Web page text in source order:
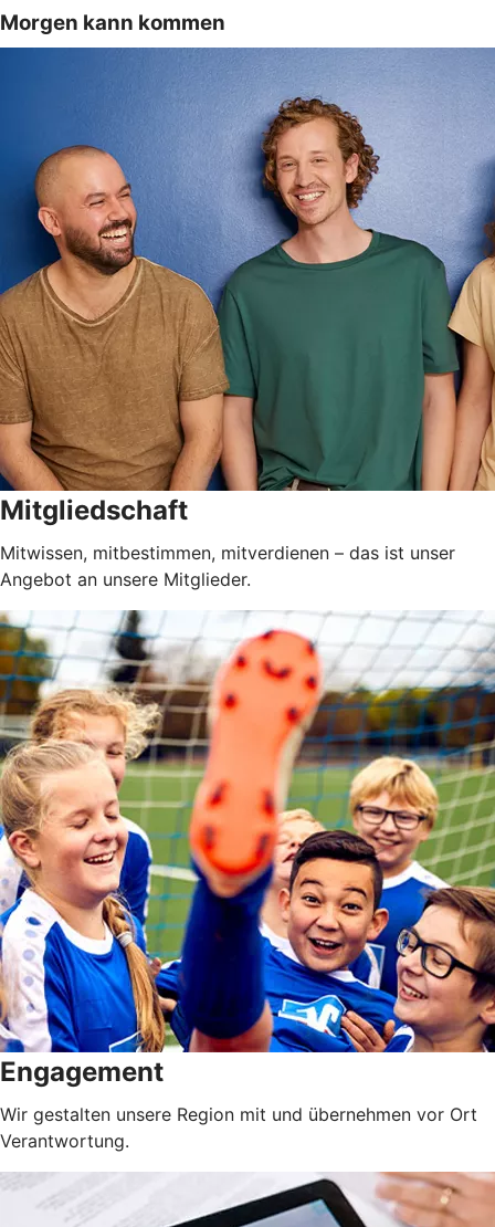
Morgen kann kommen
Mitgliedschaft
Mitwissen, mitbestimmen, mitverdienen – das ist unser
Angebot an unsere Mitglieder.
Engagement
Wir gestalten unsere Region mit und übernehmen vor Ort
Verantwortung.